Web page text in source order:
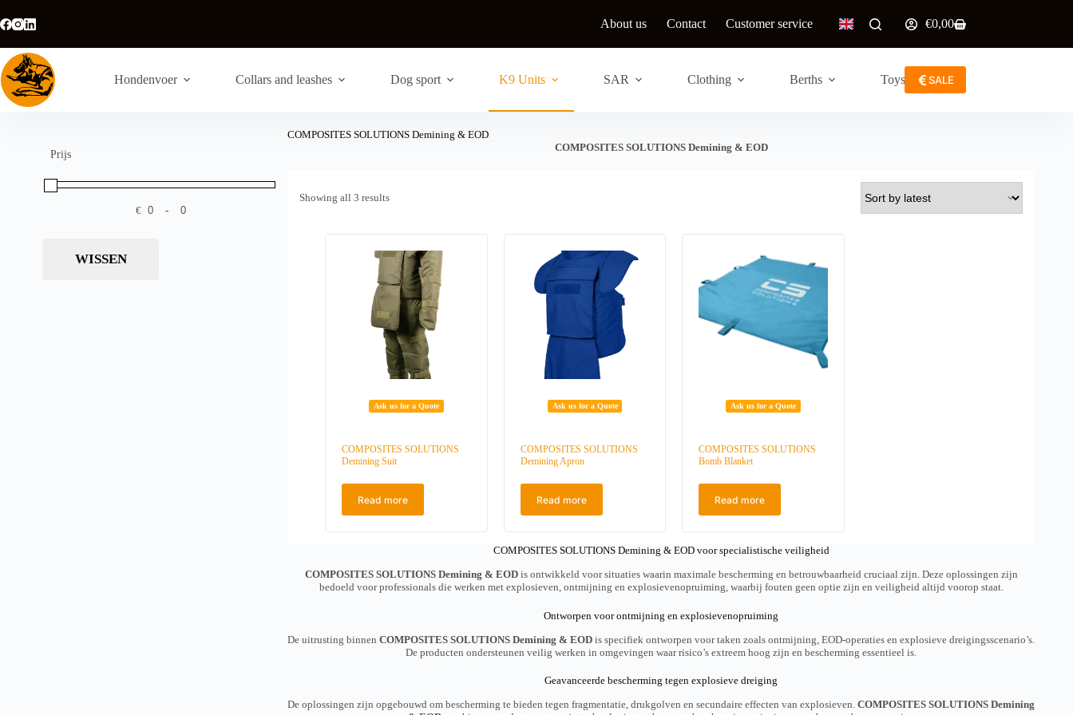
to
content
About us Contact Customer service
Shopping
€0,00
Hondenvoer Collars and leashes Dog sport K9 Units SAR Clothing Berths Toys / CareSALE
Prijs
€ Minimum Price
-Maximum Price
WISSEN
COMPOSITES SOLUTIONS Demining & EOD
COMPOSITES SOLUTIONS Demining & EOD
Showing all 3 resultsS
d
b
y
a
t
e
s
t
Ask us for a Quote
COMPOSITES SOLUTIONS
Demining Suit
Read more
Ask us for a Quote
COMPOSITES SOLUTIONS
Demining Apron
Read more
Ask us for a Quote
COMPOSITES SOLUTIONS
Bomb Blanket
Read more
COMPOSITES SOLUTIONS Demining & EOD voor specialistische veiligheid
COMPOSITES SOLUTIONS Demining & EODis ontwikkeld voor situaties waarin maximale bescherming en betrouwbaarheid cruciaal zijn. Deze oplossingen zijn
bedoeld voor professionals die werken met explosieven, ontmijning en explosievenopruiming, waarbij fouten geen optie zijn en veiligheid altijd voorop staat.
Ontworpen voor ontmijning en explosievenopruiming
De uitrusting binnenCOMPOSITES SOLUTIONS Demining & EOD is specifiek ontworpen voor taken zoals ontmijning, EOD-operaties en explosieve dreigingsscenario’s.
De producten ondersteunen veilig werken in omgevingen waar risico’s extreem hoog zijn en bescherming essentieel is.
Geavanceerde bescherming tegen explosieve dreiging
De oplossingen zijn opgebouwd om bescherming te bieden tegen fragmentatie, drukgolven en secundaire effecten van explosieven.COMPOSITES SOLUTIONS Demining